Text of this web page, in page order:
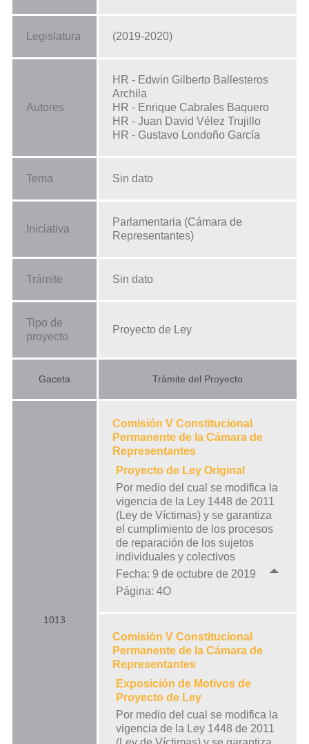
Legislatura (2019-2020)
Autores
HR - Edwin Gilberto Ballesteros
Archila
HR - Enrique Cabrales Baquero
HR - Juan David Vélez Trujillo
HR - Gustavo Londoño García
Tema Sin dato
Iniciativa
Parlamentaria (Cámara de
Representantes)
Trámite Sin dato
Tipo de
proyecto
Proyecto de Ley
Gaceta Trámite del Proyecto
1013
Comisión V Constitucional
Permanente de la Cámara de
Representantes
Proyecto de Ley Original
Por medio del cual se modifica la
vigencia de la Ley 1448 de 2011
(Ley de Víctimas) y se garantiza
el cumplimiento de los procesos
de reparación de los sujetos
individuales y colectivos
Fecha: 9 de octubre de 2019
Página: 4O
Comisión V Constitucional
Permanente de la Cámara de
Representantes
Exposición de Motivos de
Proyecto de Ley
Por medio del cual se modifica la
vigencia de la Ley 1448 de 2011